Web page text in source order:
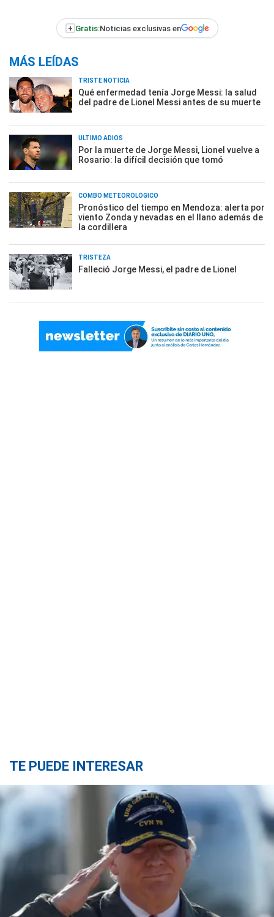
+ Gratis:Noticias exclusivas en
MÁS LEÍDAS
TRISTE NOTICIA
Qué enfermedad tenía Jorge Messi: la salud
del padre de Lionel Messi antes de su muerte
ÚLTIMO ADIÓS
Por la muerte de Jorge Messi, Lionel vuelve a
Rosario: la difícil decisión que tomó
COMBO METEOROLÓGICO
Pronóstico del tiempo en Mendoza: alerta por
viento Zonda y nevadas en el llano además de
la cordillera
TRISTEZA
Falleció Jorge Messi, el padre de Lionel
TE PUEDE INTERESAR